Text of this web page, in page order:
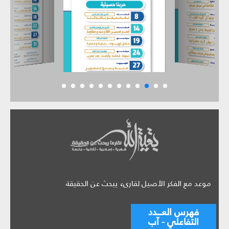
موعد مع الفكر الأصيل لقارىء يبحث عن الحقيقة
فهرس العـــدد
التفاعلي - آب